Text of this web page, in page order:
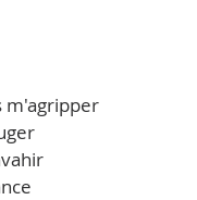
m'agripper